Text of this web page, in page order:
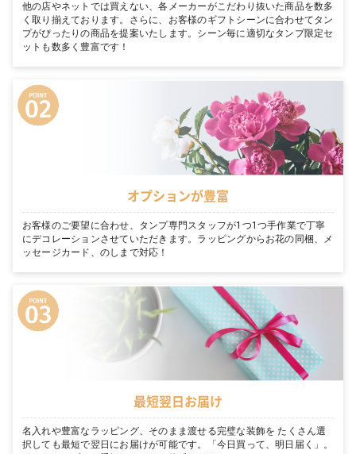
他の店やネットでは買えない、各メーカーがこだわり抜いた商品を数多
く取り揃えております。さらに、お客様のギフトシーンに合わせてタン
プがぴったりの商品を提案いたします。シーン毎に適切なタンプ限定セ
ットも数多く豊富です！
オプションが豊富
お客様のご要望に合わせ、タンプ専門スタッフが1つ1つ手作業で丁寧
にデコレーションさせていただきます。ラッピングからお花の同梱、メ
ッセージカード、のしまで対応！
最短翌日お届け
名入れや豊富なラッピング、そのまま渡せる完璧な装飾を たくさん選
択しても最短で翌日にお届けが可能です。「今日買って、明日届く」。